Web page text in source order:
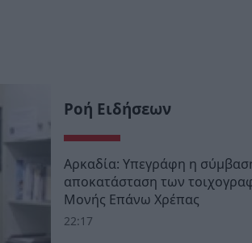
Ροή Ειδήσεων
Αρκαδία: Υπεγράφη η
αποκατάσταση των
Μονής Επάνω Χρέπας
22:17